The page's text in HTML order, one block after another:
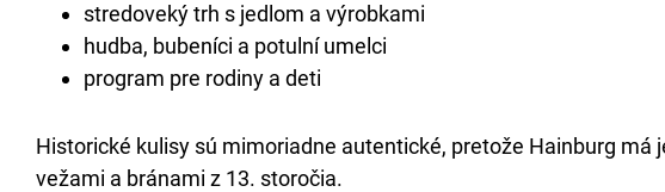
stredoveký trh s jedlom a výrobkami
hudba, bubeníci a potulní umelci
program pre rodiny a deti
Historické kulisy sú mimoriadne autentické, pretože Hainburg
vežami a bránami z 13. storočia.